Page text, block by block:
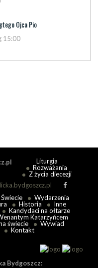
Ojca Pio
15:00
Liturgia
Rozważania
Z życia diecezji
Wydarzenia
Historia
Inne
Kandydaci na ołtarze
Katarzyńcem
świecie
Wywiad
Kontakt
Bydgoszcz: